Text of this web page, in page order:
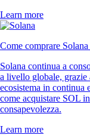
Learn more
Come comprare
Solana continua a
a livello globale, grazie
ecosistema in continua
come acquistare SOL
consapevolezza.
Learn more